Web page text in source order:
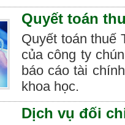
Quyết toán
Quyết toán thuế
của công ty
báo cáo tài
khoa học.
Dịch vụ đối